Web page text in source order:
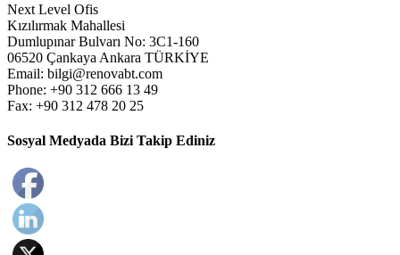
Next Level Ofis
Kızılırmak Mahallesi
Dumlupınar Bulvarı No: 3C1-160
06520 Çankaya Ankara TÜRKİYE
Email: bilgi@renovabt.com
Phone: +90 312 666 13 49
Fax: +90 312 478 20 25
Sosyal Medyada Bizi Takip Ediniz